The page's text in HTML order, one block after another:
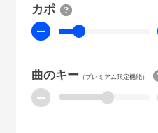
カポ
ー
曲のキー（プレミアム限定機能）
ー